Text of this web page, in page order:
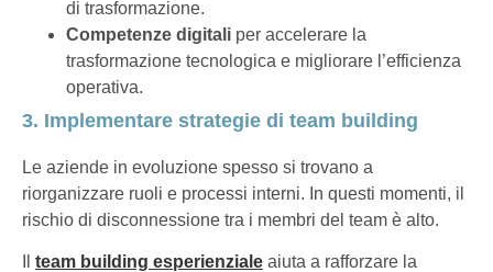
di trasformazione.
Competenze digitali per accelerare la
trasformazione tecnologica e migliorare l’efficienza
operativa.
3. Implementare strategie di team building
Le aziende in evoluzione spesso si trovano a
riorganizzare ruoli e processi interni. In questi momenti, il
rischio di disconnessione tra i membri del team è alto.
team building esperienziale aiuta a rafforzare la